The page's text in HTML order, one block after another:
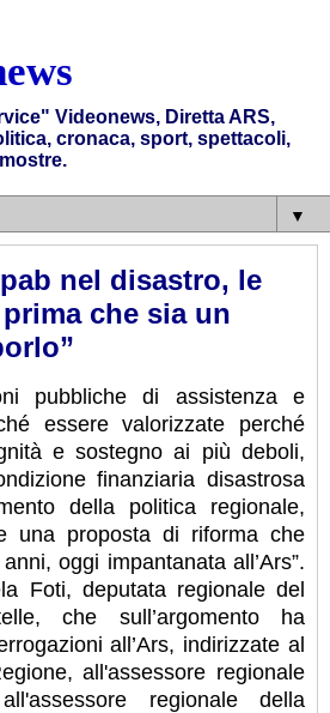
Videonews, Diretta ARS,
cronaca, sport, spettacoli,
▼
nel disastro, le
che sia un
pubbliche di assistenza e
essere valorizzate perché
e sostegno ai più deboli,
finanziaria disastrosa
della politica regionale,
una proposta di riforma che
oggi impantanata all’Ars”.
Foti, deputata regionale del
che sull’argomento ha
all’Ars, indirizzate al
all'assessore regionale
regionale della